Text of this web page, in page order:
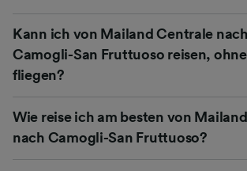
Kann ich von Mailand Centrale nach
Camogli-San Fruttuoso reisen,
fliegen?
Wie reise ich am besten von
nach Camogli-San Fruttuoso?